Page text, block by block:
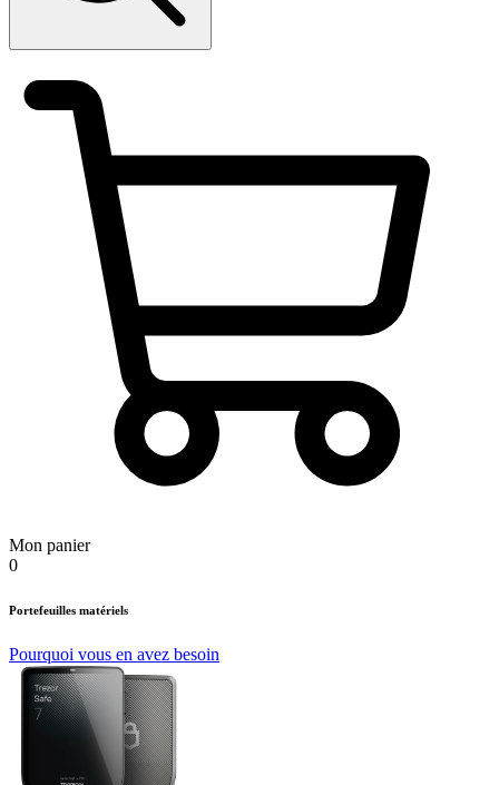
Mon panier
0
Portefeuilles matériels
Pourquoi vous en avez besoin